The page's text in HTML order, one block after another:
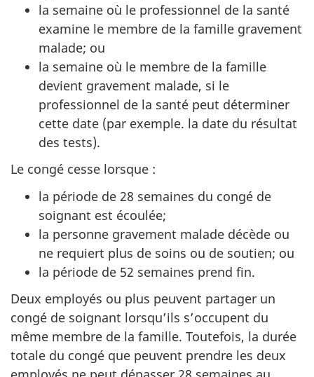
la semaine où le professionnel de la santé
examine le membre de la famille gravement
malade; ou
la semaine où le membre de la famille
devient gravement malade, si le
professionnel de la santé peut déterminer
cette date (par exemple. la date du résultat
des tests).
Le congé cesse lorsque :
la période de 28 semaines du congé de
soignant est écoulée;
la personne gravement malade décède ou
ne requiert plus de soins ou de soutien; ou
la période de 52 semaines prend fin.
Deux employés ou plus peuvent partager un
congé de soignant lorsqu’ils s’occupent du
même membre de la famille. Toutefois, la durée
totale du congé que peuvent prendre les deux